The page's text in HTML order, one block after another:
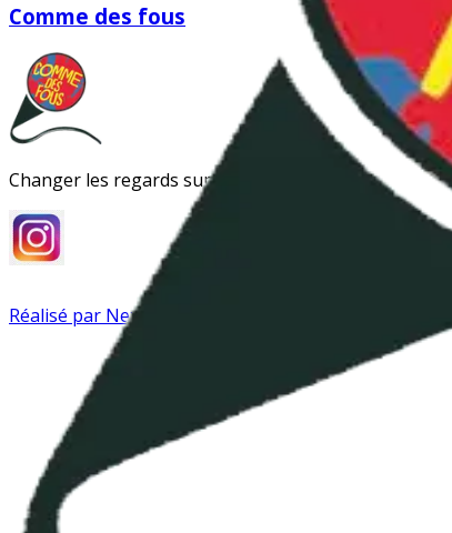
Comme des fous
Changer les regards sur la folie
Réalisé par Next Impact